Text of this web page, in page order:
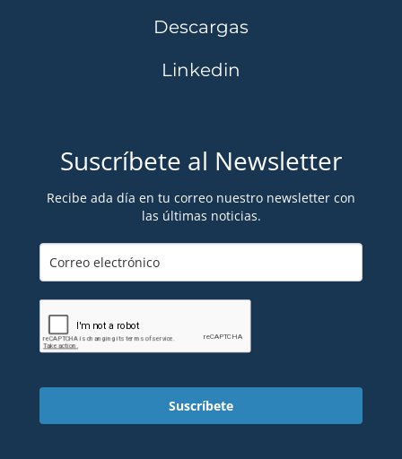
Descargas
Linkedin
Suscríbete al Newsletter
Recibe ada día en tu correo nuestro newsletter con
las últimas noticias.
Suscríbete